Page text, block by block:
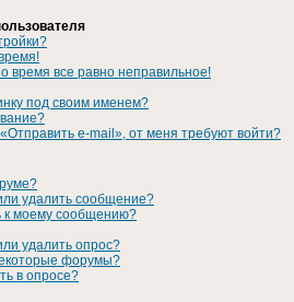
время все равно неправильное!
под своим именем?
e-mail», от меня требуют войти?
удалить сообщение?
к моему сообщению?
удалить опрос?
форумы?
в опросе?